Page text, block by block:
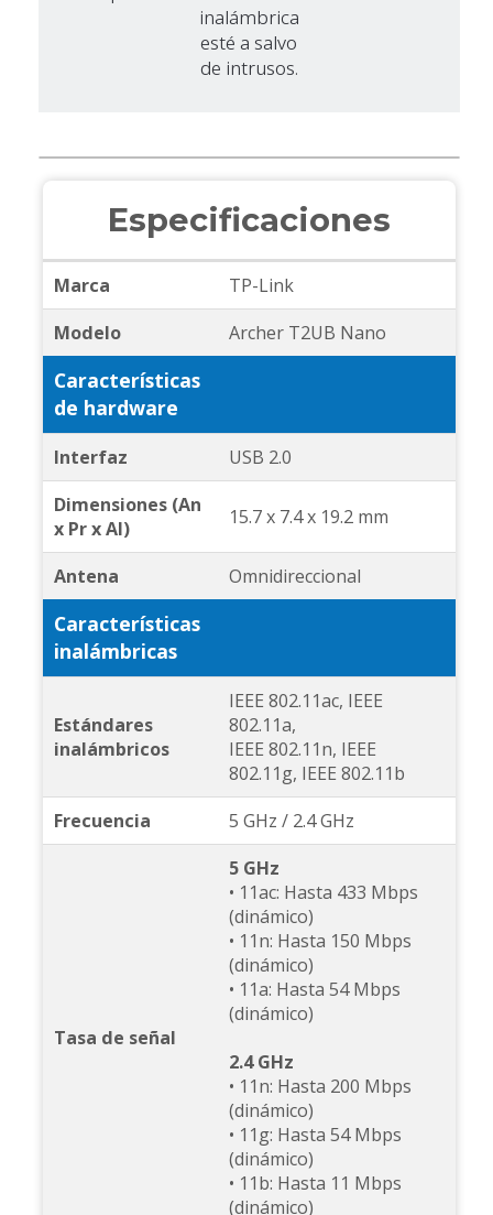
inalámbrica
esté a salvo
de intrusos.
Especificaciones
Marca
TP-Link
Modelo
Archer T2UB Nano
Características
de hardware
Interfaz
USB 2.0
Dimensiones (An
x Pr x Al)
15.7 x 7.4 x 19.2 mm
Antena Omnidireccional
Características
inalámbricas
Estándares
inalámbricos
IEEE 802.11ac, IEEE
802.11a,
IEEE 802.11n, IEEE
802.11g, IEEE 802.11b
Frecuencia
5 GHz / 2.4 GHz
Tasa de señal
5 GHz
• 11ac: Hasta 433 Mbps
(dinámico)
• 11n: Hasta 150 Mbps
(dinámico)
• 11a: Hasta 54 Mbps
(dinámico)
2.4 GHz
• 11n: Hasta 200 Mbps
(dinámico)
• 11g: Hasta 54 Mbps
(dinámico)
• 11b: Hasta 11 Mbps
(dinámico)